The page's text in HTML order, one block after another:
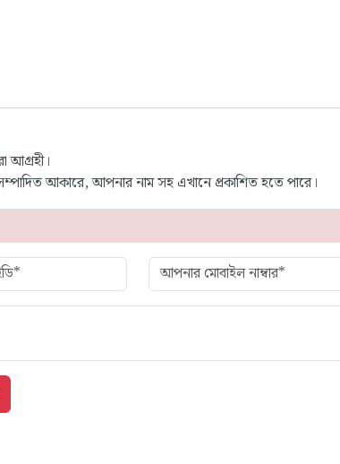
আগ্রহী।
আকারে, আপনার নাম সহ এখানে প্রকাশিত হতে পারে।